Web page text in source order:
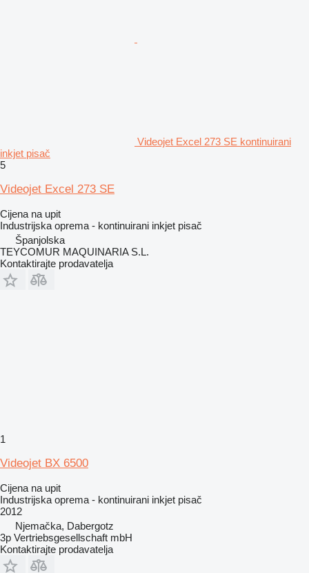
Videojet Excel 273 SE kontinuirani
inkjet pisač
5
Videojet Excel 273 SE
Cijena na upit
Industrijska oprema - kontinuirani inkjet pisač
Španjolska
TEYCOMUR MAQUINARIA S.L.
Kontaktirajte prodavatelja
1
Videojet BX 6500
Cijena na upit
Industrijska oprema - kontinuirani inkjet pisač
2012
Njemačka, Dabergotz
3p Vertriebsgesellschaft mbH
Kontaktirajte prodavatelja